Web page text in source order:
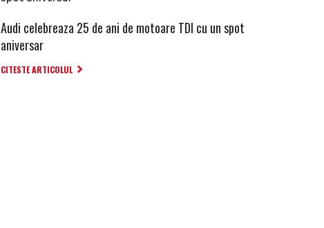
Audi celebreaza 25 de ani de motoare TDI cu un spot
aniversar
CITESTE ARTICOLUL